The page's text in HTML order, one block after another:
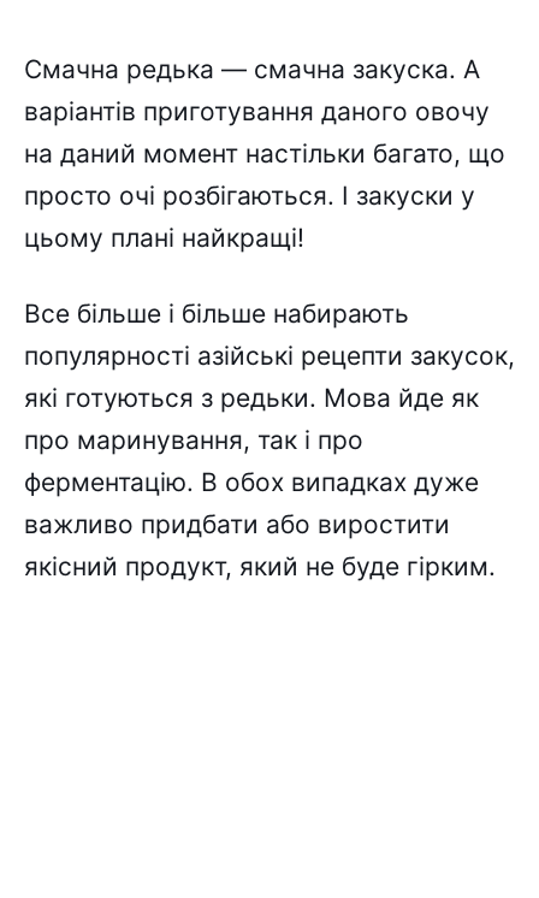
Смачна редька — смачна закуска. А
варіантів приготування даного овочу
на даний момент настільки багато, що
просто очі розбігаються. І закуски у
цьому плані найкращі!
Все більше і більше набирають
популярності азійські рецепти закусок,
які готуються з редьки. Мова йде як
про маринування, так і про
ферментацію. В обох випадках дуже
важливо придбати або виростити
якісний продукт, який не буде гірким.